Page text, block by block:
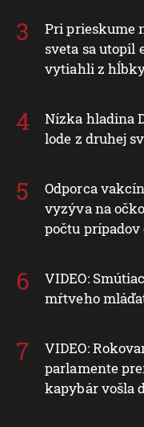
Pri prieskume
sveta sa utopil
vytiahli z
Nízka hladina
lode z druhej
Odporca
vyzýva na
počtu prípadov
VIDEO:
mŕtveho
VIDEO:
parlamente
kapybár vošla